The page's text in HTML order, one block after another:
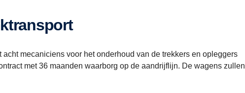
mecaniciens voor het onderhoud van de trekkers en opleggers
met 36 maanden waarborg op de aandrijflijn. De wagens zullen